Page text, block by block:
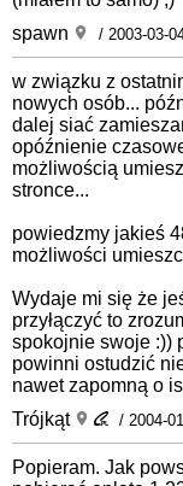
spawn
/ 2003-03-
w związku z
nowych osób...
dalej siać
opóźnienie
możliwością
stronce...
powiedzmy jakieś
możliwości
Wydaje mi się że
przyłączyć to
spokojnie swoje :))
powinni ostudzić
nawet zapomną o
Trójkąt
/ 2004-
Popieram. Jak